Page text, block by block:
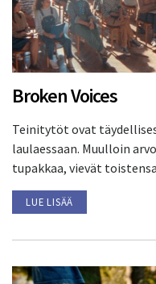
Broken Voices
Teinitytöt ovat
laulaessaan. Muulloin
tupakkaa, vievät
LUE LISÄÄ